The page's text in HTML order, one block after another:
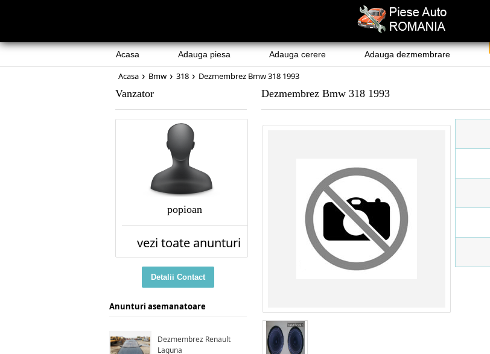
Acasa Adauga piesa Adauga cerere Adauga dezmembrare
Acasa › Bmw › 318 › Dezmembrez Bmw 318 1993
Vanzator
popioan
vezi toate anunturi
Detalii Contact
Anunturi asemanatoare
Dezmembrez Renault
Laguna
Dezmembrez Bmw 318 1993